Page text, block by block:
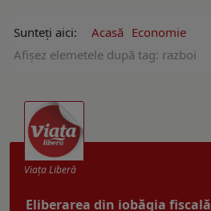
Sunteți aici: Acasă Economie
Afişez elemetele după tag: razboi
Viaţa Liberă
Eliberarea din iobăgia fiscală